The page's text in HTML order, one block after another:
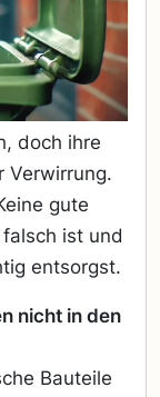
doch ihre
Verwirrung.
gute
ist und
entsorgst.
nicht in den
Bauteile